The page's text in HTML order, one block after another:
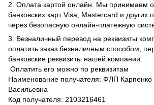
2. Оплата картой онлайн: Мы принимаем
банковских карт Visa, Mastercard и других
через безопасную онлайн-платежную
3. Безналичный перевод на реквизиты
оплатить заказ безналичным способом,
банковские реквизиты нашей компании.
Оплатить его можно по реквизитам
Наименование получателя: ФЛП Карпенко
Васильевна
Код получателя: 2103216461